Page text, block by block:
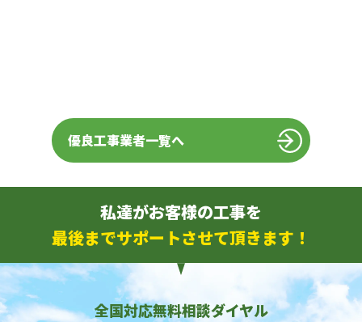
優良工事業者一覧へ
私達がお客様の工事を
最後までサポートさせて頂きます！
全国対応無料相談ダイヤル